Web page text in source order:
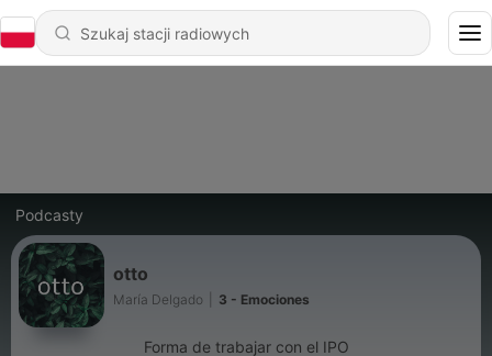
Podcasty
otto
María Delgado 3 - Emociones
Forma de trabajar con el IPO